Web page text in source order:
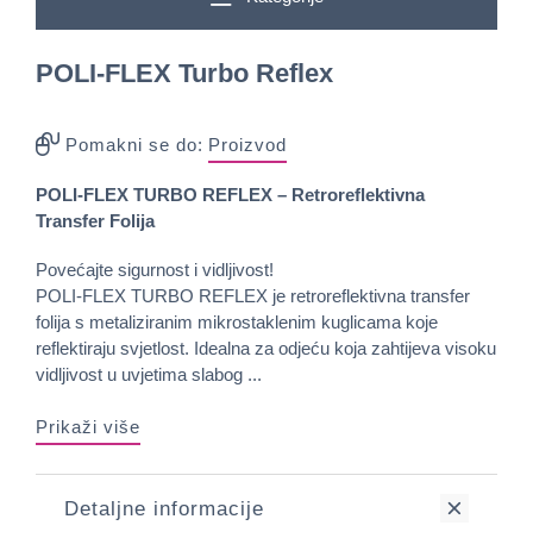
POLI-FLEX Turbo Reflex
Pomakni se do: Proizvod
POLI-FLEX TURBO REFLEX – Retroreflektivna
Transfer Folija
Povećajte sigurnost i vidljivost!
POLI-FLEX TURBO REFLEX je retroreflektivna transfer
folija s metaliziranim mikrostaklenim kuglicama koje
reflektiraju svjetlost. Idealna za odjeću koja zahtijeva visoku
vidljivost u uvjetima slabog ...
Prikaži više
Detaljne informacije